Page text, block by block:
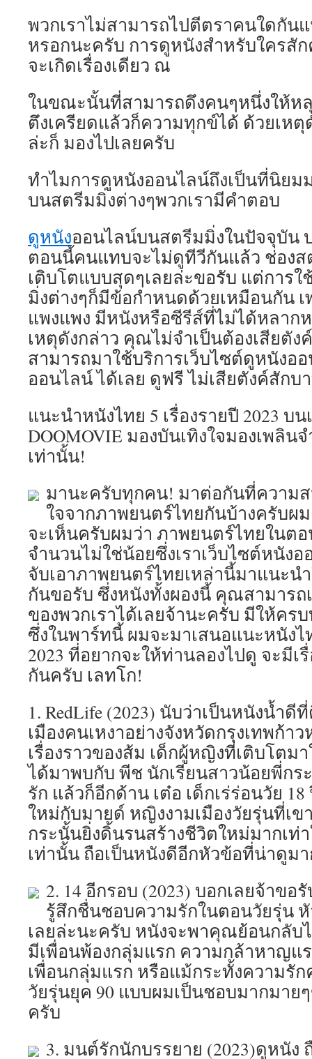
พวกเราไม่สามารถไปตีตราคนใดกัน
หรอกนะครับ การดูหนังสำหรับใครสั
จะเกิดเรื่องเดียว ณ
ในขณะนั้นที่สามารถดึงคนๆหนึ่งให้ห
ตึงเครียดแล้วก็ความทุกข์ได้ ด้วยเหตุ
ล่ะก็ มองไปเลยครับ
ทำไมการดูหนังออนไลน์ถึงเป็นที่นิยม
บนสตรีมมิ่งต่างๆพวกเรามีคำตอบ
ดูหนังออนไลน์บนสตรีมมิ่งในปัจจุบัน
ตอนนี้คนแทบจะไม่ดูทีวีกันแล้ว ช่องส
เติบโตแบบสุดๆเลยล่ะขอรับ แต่การ
มิ่งต่างๆก็มีข้อกำหนดด้วยเหมือนกัน
แพงแพง มีหนังหรือซีรีส์ที่ไม่ได้หลาก
เหตุดังกล่าว คุณไม่จำเป็นต้องเสียตั
สามารถมาใช้บริการเว็บไซต์ดูหนังอ
ออนไลน์ ได้เลย ดูฟรี ไม่เสียตังค์สักบ
แนะนำหนังไทย 5 เรื่องรายปี 2023 บ
DOOMOVIE มองบันเทิงใจมองเพลิน
เท่านั้น!
มานะครับทุกคน! มาต่อกันที่ความ
ใจจากภาพยนตร์ไทยกันบ้างครับผ
จะเห็นครับผมว่า ภาพยนตร์ไทยในต
จำนวนไม่ใช่น้อยซึ่งเราเว็บไซต์หนัง
จับเอาภาพยนตร์ไทยเหล่านี้มาแนะน
กันขอรับ ซึ่งหนังทั้งผองนี้ คุณสามารถ
ของพวกเราได้เลยจ้านะครับ มีให้คร
ซึ่งในพาร์ทนี้ ผมจะมาเสนอแนะหนังไ
2023 ที่อยากจะให้ท่านลองไปดู จะมีเ
กันครับ เลทโก!
1. RedLife (2023) นับว่าเป็นหนังน้ำ
เมืองคนเหงาอย่างจังหวัดกรุงเทพก้
เรื่องราวของส้ม เด็กผู้หญิงที่เติบโต
ได้มาพบกับ พีช นักเรียนสาวน้อยพี่กร
รัก แล้วก็อีกด้าน เต๋อ เด็กเร่ร่อนวัย
ใหม่กับมายด์ หญิงงามเมืองวัยรุ่นที่เ
กระนั้นยิ่งดิ้นรนสร้างชีวิตใหม่มากเท่
เท่านั้น ถือเป็นหนังดีอีกหัวข้อที่น่าดูม
2. 14 อีกรอบ (2023) บอกเลยจ้าข
รู้สึกชื่นชอบความรักในตอนวัยรุ่น
เลยล่ะนะครับ หนังจะพาคุณย้อนกลับ
มีเพื่อนพ้องกลุ่มแรก ความกล้าหาญแ
เพื่อนกลุ่มแรก หรือแม้กระทั้งความรัก
วัยรุ่นยุค 90 แบบผมเป็นชอบมากมาย
ครับ
3. มนต์รักนักบรรยาย (2023)ดูหนัง